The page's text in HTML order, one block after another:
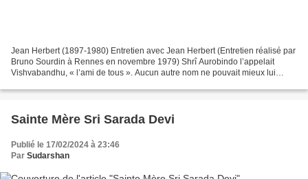
Jean Herbert (1897-1980) Entretien avec Jean Herbert (Entretien réalisé par
Bruno Sourdin à Rennes en novembre 1979) Shrî Aurobindo l’appelait
Vishvabandhu, « l’ami de tous ». Aucun autre nom ne pouvait mieux lui
Sainte Mère Sri Sarada Devi
Publié le 17/02/2024 à 23:46
Par Sudarshan